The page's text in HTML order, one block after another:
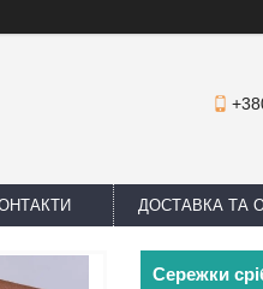
ДОСТАВКА ТА
Сережки